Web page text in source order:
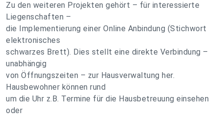
Zu den weiteren Projekten gehört – für interessierte
Liegenschaften –
die Implementierung einer Online Anbindung (Stichwort
elektronisches
schwarzes Brett). Dies stellt eine direkte Verbindung –
unabhängig
von Öffnungszeiten – zur Hausverwaltung her.
Hausbewohner können rund
um die Uhr z.B. Termine für die Hausbetreuung einsehen
oder